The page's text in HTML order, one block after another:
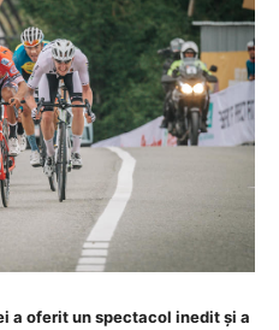
a oferit un spectacol inedit și a